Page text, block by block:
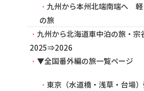
九州から本州北端南端へ 軽
の旅
九州から北海道車中泊の旅・宗
2025⇒2026
▼全国番外編の旅一覧ページ
東京（水道橋・浅草・台場